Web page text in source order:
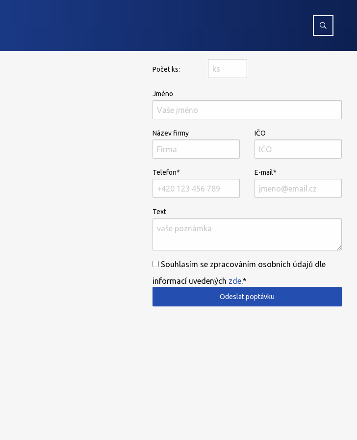
Počet ks:
Jméno
Název firmy IČO
Telefon* E-mail*
Text
Souhlasím se zpracováním osobních údajů dle
informací uvedených zde.*